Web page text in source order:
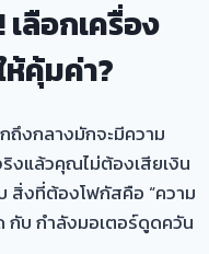
ลือกเครื่อง
คุ้มค่า?
ถึงกลางมักจะมีความ
งแล้วคุณไม่ต้องเสียเงิน
สิ่งที่ต้องโฟกัสคือ “ความ
กับ กำลังมอเตอร์ดูดควัน